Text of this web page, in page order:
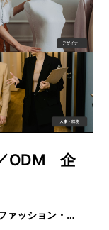
ODM 企